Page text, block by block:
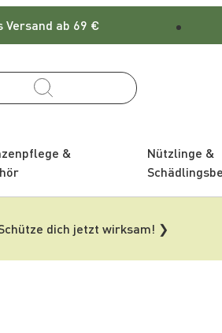
Versand ab 69 €
&
Nützlinge &
dich jetzt wirksam! ❯